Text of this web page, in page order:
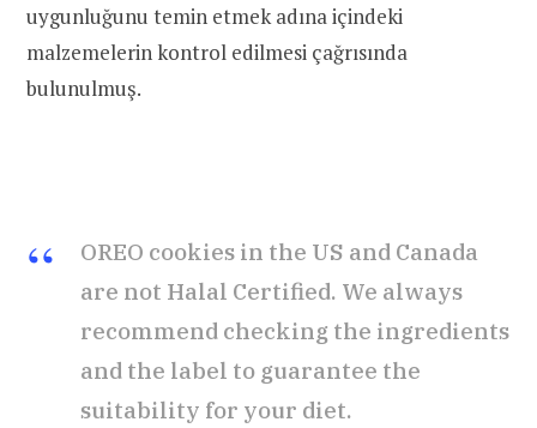
uygunluğunu temin etmek adına içindeki
malzemelerin kontrol edilmesi çağrısında
bulunulmuş.
OREO cookies in the US and Canada
are not Halal Certified. We always
recommend checking the ingredients
and the label to guarantee the
suitability for your diet.